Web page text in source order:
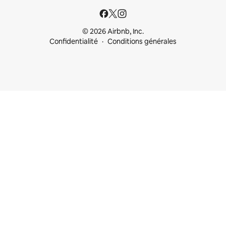
© 2026 Airbnb, Inc.
Confidentialité
Conditions générales